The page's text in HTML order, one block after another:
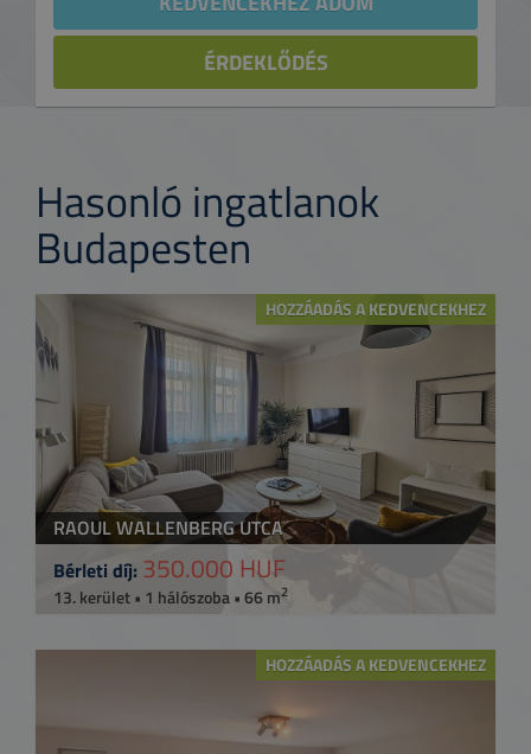
ÉRDEKLŐDÉS
Hasonló ingatlanok
Budapesten
HOZZÁADÁS A KEDVENCEKHEZ
RAOUL WALLENBERG UTCA
Bérleti díj: 350.000 HUF
13. kerület • 1 hálószoba • 66 m2
HOZZÁADÁS A KEDVENCEKHEZ